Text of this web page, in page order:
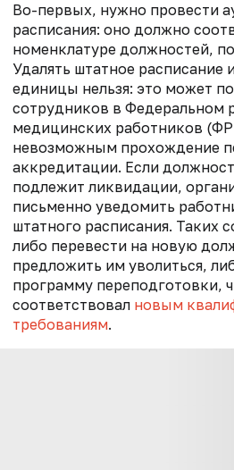
Во-первых, нужно провести
расписания: оно должно
номенклатуре должностей,
Удалять штатное расписание
единицы нельзя: это может
сотрудников в Федеральном
медицинских работников
невозможным прохождение
аккредитации. Если
подлежит ликвидации,
письменно уведомить
штатного расписания. Таких
либо перевести на новую
предложить им уволиться,
программу переподготовки,
соответствовал новым
требованиям.